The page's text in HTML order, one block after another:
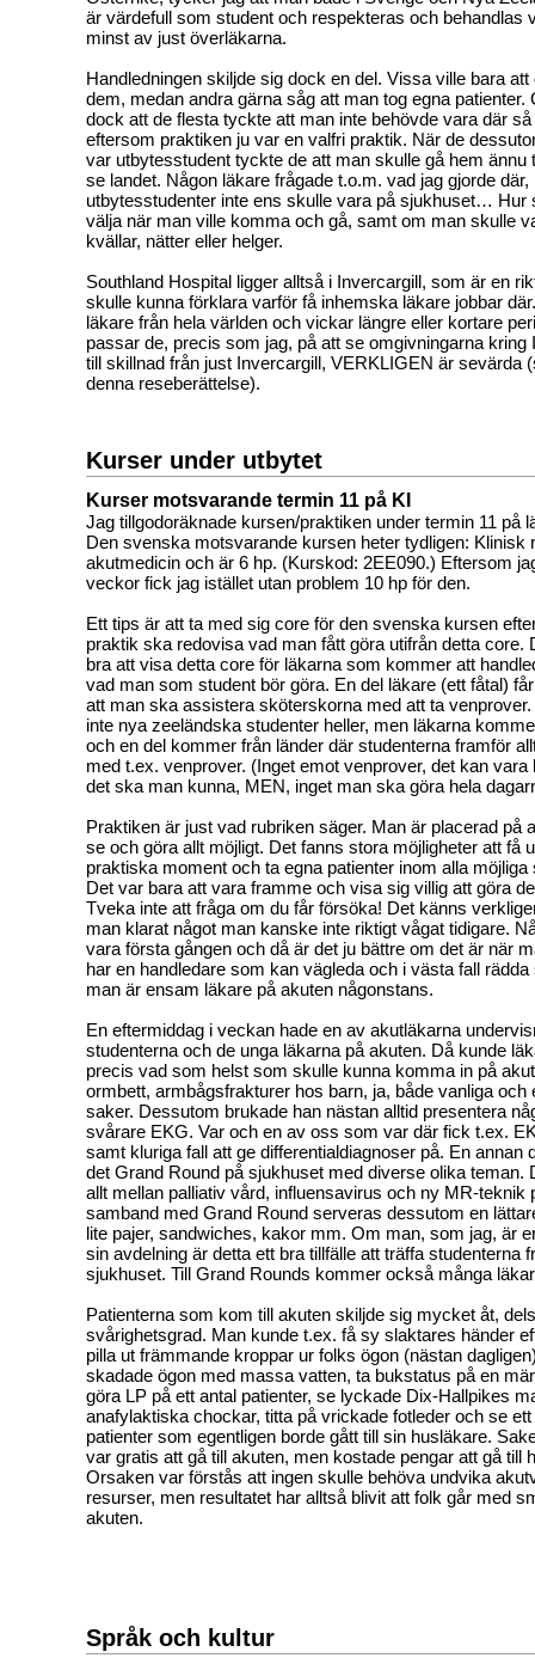
är värdefull som student och respekteras och behandlas
minst av just överläkarna.
Handledningen skiljde sig dock en del. Vissa ville bara
dem, medan andra gärna såg att man tog egna patienter.
dock att de flesta tyckte att man inte behövde vara där så
eftersom praktiken ju var en valfri praktik. När de
var utbytesstudent tyckte de att man skulle gå hem ännu
se landet. Någon läkare frågade t.o.m. vad jag gjorde
utbytesstudenter inte ens skulle vara på sjukhuset… Hur
välja när man ville komma och gå, samt om man skulle
kvällar, nätter eller helger.
Southland Hospital ligger alltså i Invercargill, som är en
skulle kunna förklara varför få inhemska läkare jobbar
läkare från hela världen och vickar längre eller kortare
passar de, precis som jag, på att se omgivningarna kring
till skillnad från just Invercargill, VERKLIGEN är sevärda
denna reseberättelse).
Kurser under utbytet
Kurser motsvarande termin 11 på KI
Jag tillgodoräknade kursen/praktiken under termin 11 på
Den svenska motsvarande kursen heter tydligen: Klinisk
akutmedicin och är 6 hp. (Kurskod: 2EE090.) Eftersom
veckor fick jag istället utan problem 10 hp för den.
Ett tips är att ta med sig core för den svenska kursen
praktik ska redovisa vad man fått göra utifrån detta core.
bra att visa detta core för läkarna som kommer att
vad man som student bör göra. En del läkare (ett fåtal)
att man ska assistera sköterskorna med att ta
inte nya zeeländska studenter heller, men läkarna
och en del kommer från länder där studenterna framför
med t.ex. venprover. (Inget emot venprover, det kan vara
det ska man kunna, MEN, inget man ska göra hela
Praktiken är just vad rubriken säger. Man är placerad på
se och göra allt möjligt. Det fanns stora möjligheter att få
praktiska moment och ta egna patienter inom alla
Det var bara att vara framme och visa sig villig att göra
Tveka inte att fråga om du får försöka! Det känns
man klarat något man kanske inte riktigt vågat tidigare.
vara första gången och då är det ju bättre om det är när
har en handledare som kan vägleda och i västa fall
man är ensam läkare på akuten någonstans.
En eftermiddag i veckan hade en av akutläkarna
studenterna och de unga läkarna på akuten. Då kunde
precis vad som helst som skulle kunna komma in på
ormbett, armbågsfrakturer hos barn, ja, både vanliga och
saker. Dessutom brukade han nästan alltid presentera
svårare EKG. Var och en av oss som var där fick t.ex.
samt kluriga fall att ge differentialdiagnoser på. En annan
det Grand Round på sjukhuset med diverse olika teman.
allt mellan palliativ vård, influensavirus och ny MR-teknik
samband med Grand Round serveras dessutom en
lite pajer, sandwiches, kakor mm. Om man, som jag, är
sin avdelning är detta ett bra tillfälle att träffa studenterna
sjukhuset. Till Grand Rounds kommer också många
Patienterna som kom till akuten skiljde sig mycket åt,
svårighetsgrad. Man kunde t.ex. få sy slaktares händer
pilla ut främmande kroppar ur folks ögon (nästan
skadade ögon med massa vatten, ta bukstatus på en
göra LP på ett antal patienter, se lyckade Dix-Hallpikes
anafylaktiska chockar, titta på vrickade fotleder och se
patienter som egentligen borde gått till sin husläkare.
var gratis att gå till akuten, men kostade pengar att gå till
Orsaken var förstås att ingen skulle behöva undvika
resurser, men resultatet har alltså blivit att folk går med
akuten.
Språk och kultur